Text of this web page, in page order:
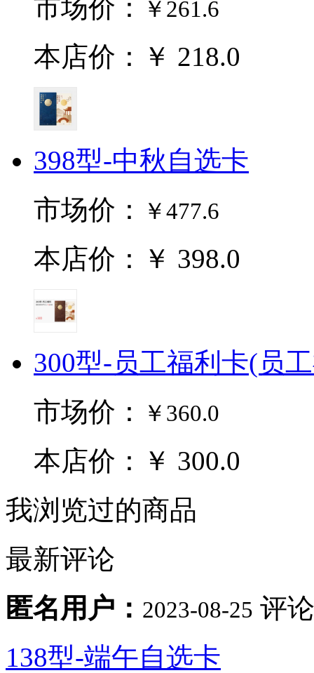
市场价：
￥261.6
本店价：￥ 218.0
398型-中秋自选卡
市场价：
￥477.6
本店价：￥ 398.0
300型-员工福利卡(员
市场价：
￥360.0
本店价：￥ 300.0
我浏览过的商品
最新评论
匿名用户： 2023-08-25 评
138型-端午自选卡